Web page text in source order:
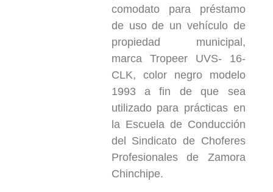
comodato para préstamo
de uso de un vehículo de
propiedad municipal,
marca Tropeer UVS- 16-
CLK, color negro modelo
1993 a fin de que sea
utilizado para prácticas en
la Escuela de Conducción
del Sindicato de Choferes
Profesionales de Zamora
Chinchipe.